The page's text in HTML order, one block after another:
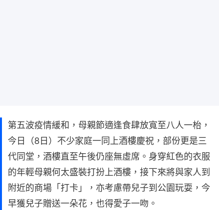
第五波疫情緩和，母親節適逢食肆放寬至八人一枱，
今日（8日）不少家庭一同上酒樓慶祝，部份更是三
代同堂，酒樓直至午後仍座無虛席。身穿紅色的衣服
的年輕母親何太盛裝打扮上酒樓，接下來將與家人到
附近的商場「打卡」，亦考慮帶兒子到公園玩耍，今
早獲兒子贈送一朵花，也得愛子一吻。